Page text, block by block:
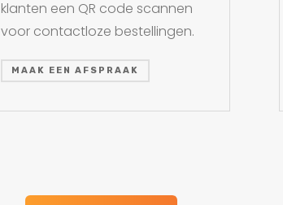
klanten een QR code scannen
voor contactloze bestellingen.
MAAK EEN AFSPRAAK